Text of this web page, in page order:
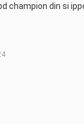
champion din si